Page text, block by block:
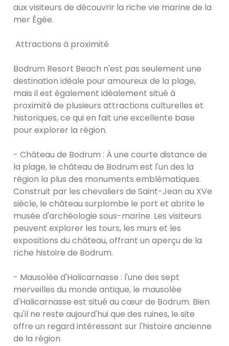
aux visiteurs de découvrir la riche vie marine de la
mer Égée.
Attractions à proximité
Bodrum Resort Beach n'est pas seulement une
destination idéale pour amoureux de la plage,
mais il est également idéalement situé à
proximité de plusieurs attractions culturelles et
historiques, ce qui en fait une excellente base
pour explorer la région.
- Château de Bodrum : À une courte distance de
la plage, le château de Bodrum est l'un des la
région la plus des monuments emblématiques.
Construit par les chevaliers de Saint-Jean au XVe
siècle, le château surplombe le port et abrite le
musée d'archéologie sous-marine. Les visiteurs
peuvent explorer les tours, les murs et les
expositions du château, offrant un aperçu de la
riche histoire de Bodrum.
- Mausolée d'Halicarnasse : l'une des sept
merveilles du monde antique, le mausolée
d'Halicarnasse est situé au cœur de Bodrum. Bien
qu'il ne reste aujourd'hui que des ruines, le site
offre un regard intéressant sur l'histoire ancienne
de la région.